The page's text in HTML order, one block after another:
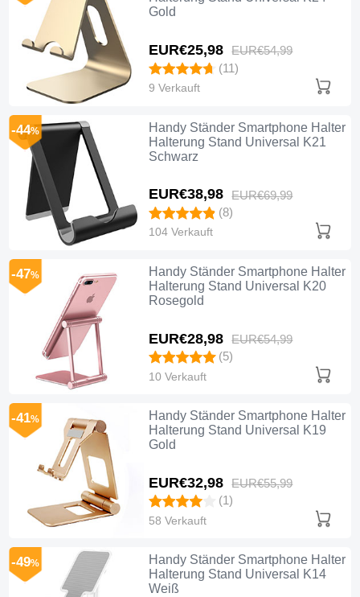
Gold
EUR€25,98 EUR€54,99
(11)
9 Verkauft
Handy Ständer Smartphone Halter
Halterung Stand Universal K21
Schwarz
EUR€38,98 EUR€69,99
-44%
(8)
104 Verkauft
Handy Ständer Smartphone Halter
Halterung Stand Universal K20
Rosegold
EUR€28,98 EUR€54,99
-47%
(5)
10 Verkauft
Handy Ständer Smartphone Halter
Halterung Stand Universal K19
Gold
EUR€32,98 EUR€55,99
-41%
(1)
58 Verkauft
Handy Ständer Smartphone Halter
Halterung Stand Universal K14
Weiß
-49%